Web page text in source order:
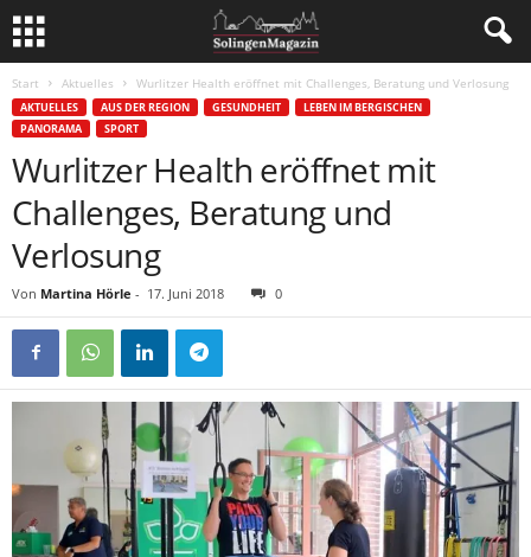
Start Aktuelles Wurlitzer Health eröffnet mit Challenges, Beratung und Verlosung
AKTUELLES AUS DER REGION GESUNDHEIT
LEBEN IM BERGISCHEN
PANORAMA
SPORT
Wurlitzer Health eröffnet mit
Challenges, Beratung und
Verlosung
Von Martina Hörle - 17. Juni 2018 0